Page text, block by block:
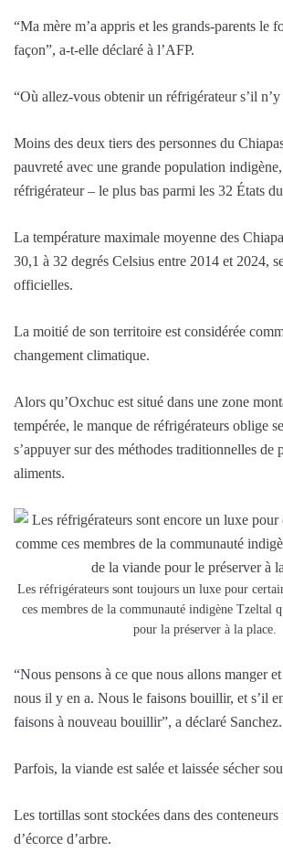
“Ma mère m’a appris et les grands-parents le
façon”, a-t-elle déclaré à l’AFP.
“Où allez-vous obtenir un réfrigérateur s’il n’y
Moins des deux tiers des personnes du
pauvreté avec une grande population
réfrigérateur – le plus bas parmi les 32 États
La température maximale moyenne des
30,1 à 32 degrés Celsius entre 2014 et 2024,
officielles.
La moitié de son territoire est considérée
changement climatique.
Alors qu’Oxchuc est situé dans une zone
tempérée, le manque de réfrigérateurs oblige
s’appuyer sur des méthodes traditionnelles de
aliments.
Les réfrigérateurs sont toujours un luxe pour
ces membres de la communauté indigène Tzeltal
pour la préserver à la place.
“Nous pensons à ce que nous allons manger
nous il y en a. Nous le faisons bouillir, et s’il
faisons à nouveau bouillir”, a déclaré Sanchez.
Parfois, la viande est salée et laissée sécher
Les tortillas sont stockées dans des
d’écorce d’arbre.